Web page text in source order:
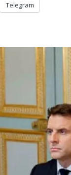
Telegram